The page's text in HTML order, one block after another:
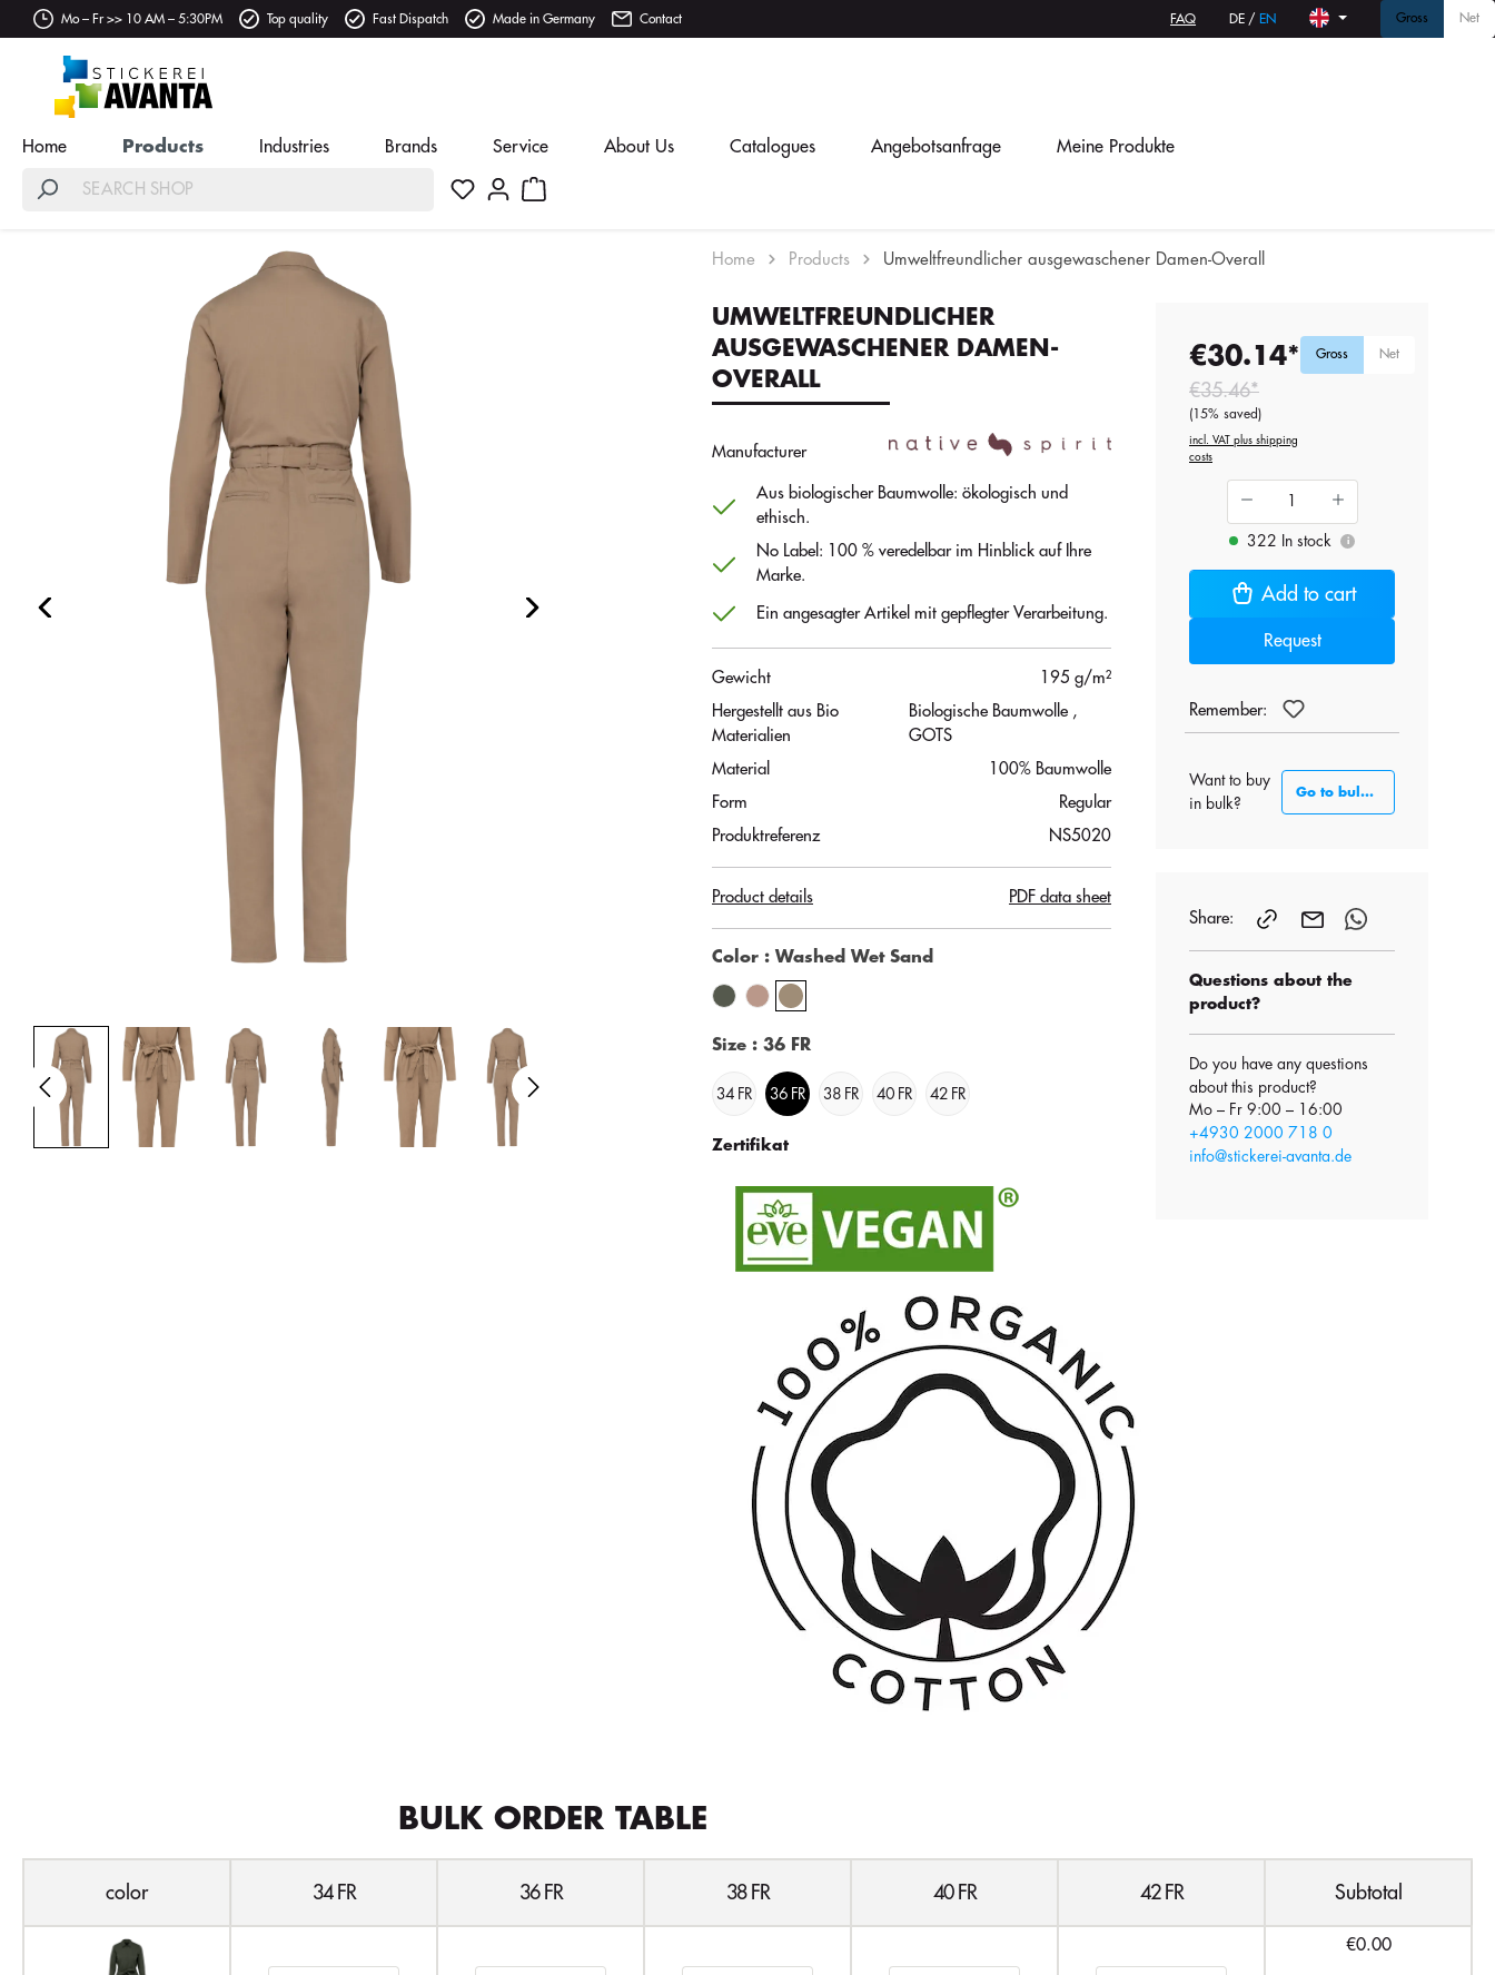
Mo – Fr >> 10 AM – 5:30PM Top quality Fast Dispatch Made in Germany Contact FAQ DE / EN Gross Net
Home Products Industries Brands Service About Us Catalogues Angebotsanfrage Meine Produkte
Home Products Umweltfreundlicher ausgewaschener Damen-Overall
UMWELTFREUNDLICHER
AUSGEWASCHENER DAMEN-
OVERALL
Manufacturer
Aus biologischer Baumwolle: ökologisch und
ethisch.
No Label: 100 % veredelbar im Hinblick auf Ihre
Marke.
Ein angesagter Artikel mit gepflegter Verarbeitung.
Gewicht
195 g/m²
Hergestellt aus Bio
Materialien
Biologische Baumwolle ,
GOTS
Material
100% Baumwolle
Form
Regular
Produktreferenz
NS5020
Product details PDF data sheet
Color : Washed Wet Sand
Size : 36 FR
34 FR 36 FR 38 FR 40 FR 42 FR
Zertifikat
€30.14*
€35.46*
(15% saved)
incl. VAT plus shipping
costs
Gross Net
322 In stock i
Add to cart
Request
Remember:
Want to buy
in bulk?
Go to bulk section
Share:
Questions about the
product?
Do you have any questions
about this product?
Mo – Fr 9:00 – 16:00
+4930 2000 718 0
info@stickerei-avanta.de
BULK ORDER TABLE
color 34 FR 36 FR 38 FR 40 FR 42 FR Subtotal
€0.00